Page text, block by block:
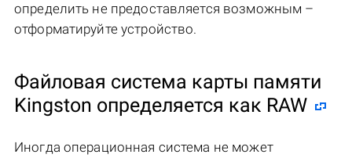
определить не предоставляется возможным –
отформатируйте устройство.
Файловая система карты памяти
Kingston определяется как RAW
Иногда операционная система не может